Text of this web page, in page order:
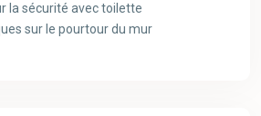
la sécurité avec toilette
sur le pourtour du mur